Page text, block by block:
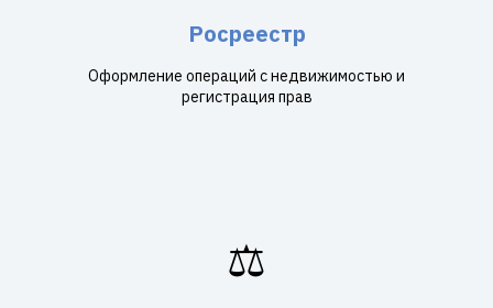
Росреестр
Оформление операций с недвижимостью и
регистрация прав
⚖️